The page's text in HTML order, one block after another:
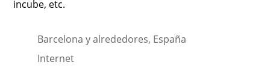
incube, etc.
Barcelona y alrededores, España
Internet